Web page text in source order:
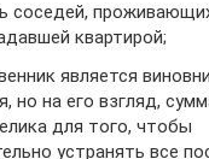
соседей,
квартирой;
является
но на его взгляд,
для того, чтобы
устранять все